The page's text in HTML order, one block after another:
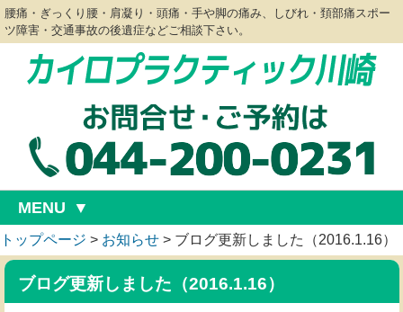
腰痛・ぎっくり腰・肩凝り・頭痛・手や脚の痛み、しびれ・頚部痛スポー
ツ障害・交通事故の後遺症などご相談下さい。
MENU
トップページ > お知らせ > ブログ更新しました（2016.1.16）
ブログ更新しました（2016.1.16）